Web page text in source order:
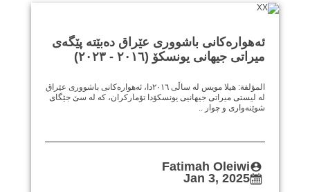
ئەهوارەکانی باشووری عێراق دەبێتە پێگەی
میراتی جیهانی یونسکۆ (٢٠١٦ - ٢٠٢٣)
المؤلفة: هيلا مويس لە ساڵی ٢٠١٦دا، ئەهوارەکانی باشووری عێراق
لە لیستی میراتی جیهانیی یونسکۆدا تۆمارکران، کە لە سێ جێگای
شوێنەواری و چوار ..
Fatimah Oleiwi
Jan 3, 2025